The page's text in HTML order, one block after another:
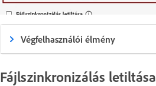
Végfelhasználói élmény
Fájlszinkronizálás letiltása